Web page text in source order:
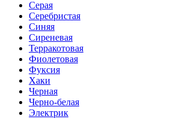
Серая
Серебристая
Синяя
Сиреневая
Терракотовая
Фиолетовая
Фуксия
Хаки
Черная
Черно-белая
Электрик